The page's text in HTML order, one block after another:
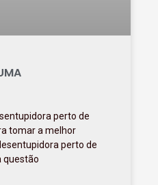
perto de
tomar a melhor
perto de
questão